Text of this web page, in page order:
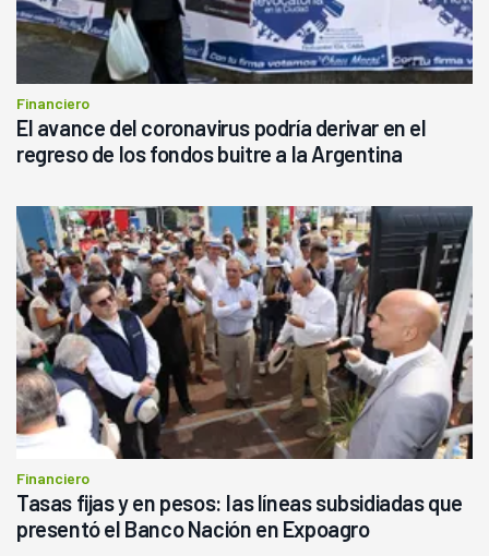
Financiero
El avance del coronavirus podría derivar en el
regreso de los fondos buitre a la Argentina
Financiero
Tasas fijas y en pesos: las líneas subsidiadas que
presentó el Banco Nación en Expoagro